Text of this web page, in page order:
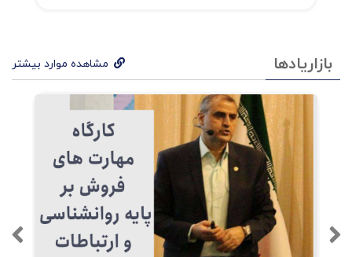
بازاریادها مشاهده موارد بیشتر